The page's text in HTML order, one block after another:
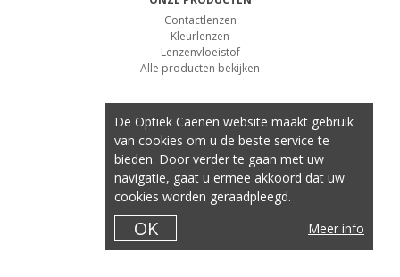
Contactlenzen
Kleurlenzen
Lenzenvloeistof
Alle producten bekijken
De Optiek Caenen website maakt gebruik
van cookies om u de beste service te
bieden. Door verder te gaan met uw
navigatie, gaat u ermee akkoord dat uw
cookies worden geraadpleegd.
Meer info
OK